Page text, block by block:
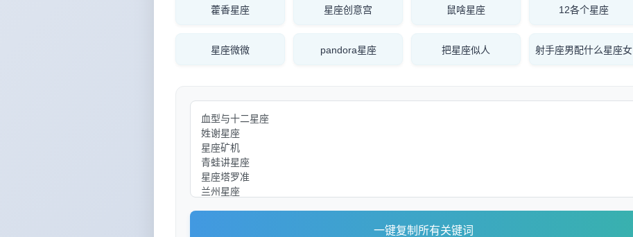
藿香星座 星座创意宫 鼠啥星座 12各个星座
星座微微 pandora星座 把星座似人 射手座男配什么星座女
一键复制所有关键词